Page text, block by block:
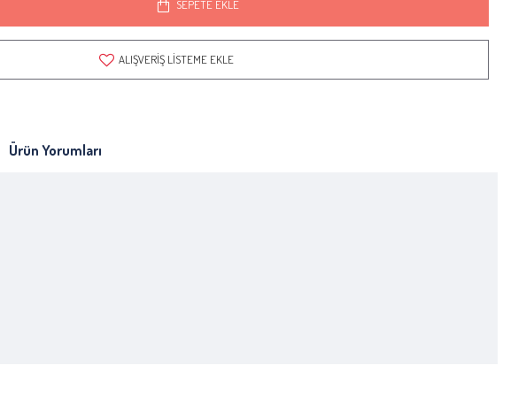
SEPETE EKLE
ALIŞVERIŞ LISTEME EKLE
Ürün Yorumları